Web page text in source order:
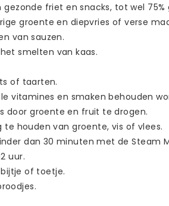
friet en snacks, tot wel
groente en diepvries of verse
van sauzen.
smelten van kaas.
of taarten.
vitamines en smaken behouden
door groente en fruit te drogen.
houden van groente, vis of vlees.
dan 30 minuten met de Steam
uur.
of toetje.